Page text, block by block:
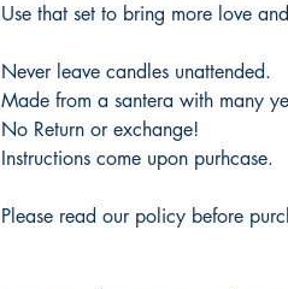
Use that set to bring more love
Never leave candles unattended.
Made from a santera with many
No Return or exchange!
Instructions come upon purhcase.
Please read our policy before